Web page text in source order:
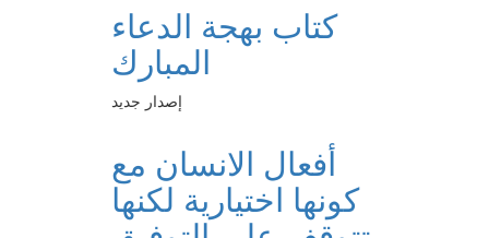
كتاب بهجة الدعاء
المبارك
إصدار جديد
أفعال الانسان مع
كونها اختيارية لكنها